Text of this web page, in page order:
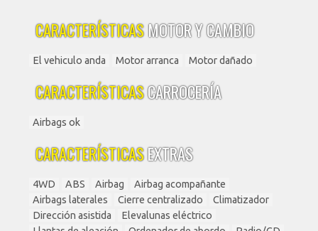
CARACTERÍSTICASMOTOR Y CAMBIO
El vehiculo anda Motor arranca Motor dañado
CARACTERÍSTICASCARROCERÍA
Airbags ok
CARACTERÍSTICASEXTRAS
4WD ABS Airbag
Airbag acompañante
Airbags laterales
Cierre centralizado
Climatizador
Dirección asistida
Elevalunas eléctrico